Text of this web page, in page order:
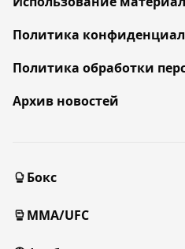
Политика
Политика обработки
Архив новостей
Бокс
MMA/UFC